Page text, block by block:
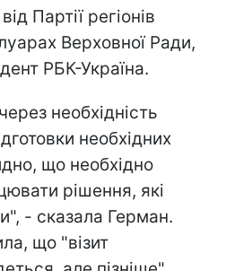
Партії регіонів
Верховної Ради,
РБК-Україна.
необхідність
необхідних
що необхідно
рішення, які
- сказала Герман.
що "візит